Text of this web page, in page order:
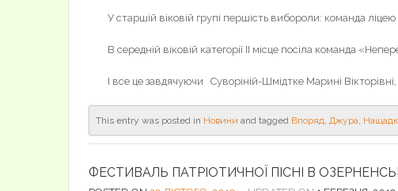
У старшій віковій групі першість вибороли: команда ліцею
В середній віковій категорії ІІ місце посіла команда
І все це завдячуючи Суворіній-Шмідтке Марині Вікторівні,
This entry was posted in Новини and tagged Впоряд, Джура,
ФЕСТИВАЛЬ ПАТРІОТИЧНОЇ ПІСНІ В